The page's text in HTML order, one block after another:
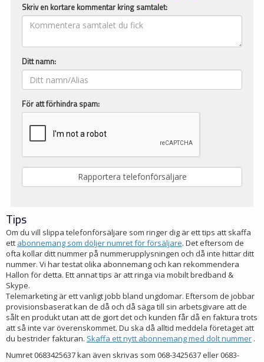
Skriv en kortare kommentar kring samtalet:
Ditt namn:
För att förhindra spam:
Tips
Om du vill slippa telefonförsäljare som ringer dig är ett tips att skaffa
ett abonnemang som döljer numret för försäljare. Det eftersom de
ofta kollar ditt nummer på nummerupplysningen och då inte hittar ditt
nummer. Vi har testat olika abonnemang och kan rekommendera
Hallon för detta. Ett annat tips är att ringa via mobilt bredband &
Skype.
Telemarketing är ett vanligt jobb bland ungdomar. Eftersom de jobbar
provisionsbaserat kan de då och då säga till sin arbetsgivare att de
sålt en produkt utan att de gjort det och kunden får då en faktura trots
att så inte var överenskommet. Du ska då alltid meddela företaget att
du bestrider fakturan. Skaffa ett nytt abonnemang med dolt nummer .
Numret 0683425637 kan även skrivas som 068-3425637 eller 0683-